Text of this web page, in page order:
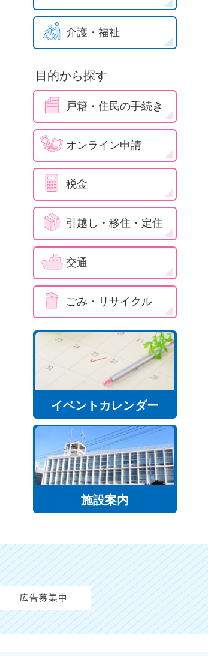
介護・福祉
目的から探す
戸籍・住民の手続き
オンライン申請
税金
引越し・移住・定住
交通
ごみ・リサイクル
イベントカレンダー
施設案内